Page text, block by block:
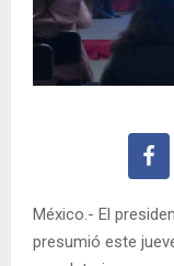
México.- El
presumió este